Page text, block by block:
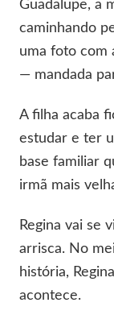
Guadalupe, a
caminhando
uma foto com
— mandada
A filha acaba
estudar e ter
base familiar
irmã mais
Regina vai se
arrisca. No
história,
acontece.